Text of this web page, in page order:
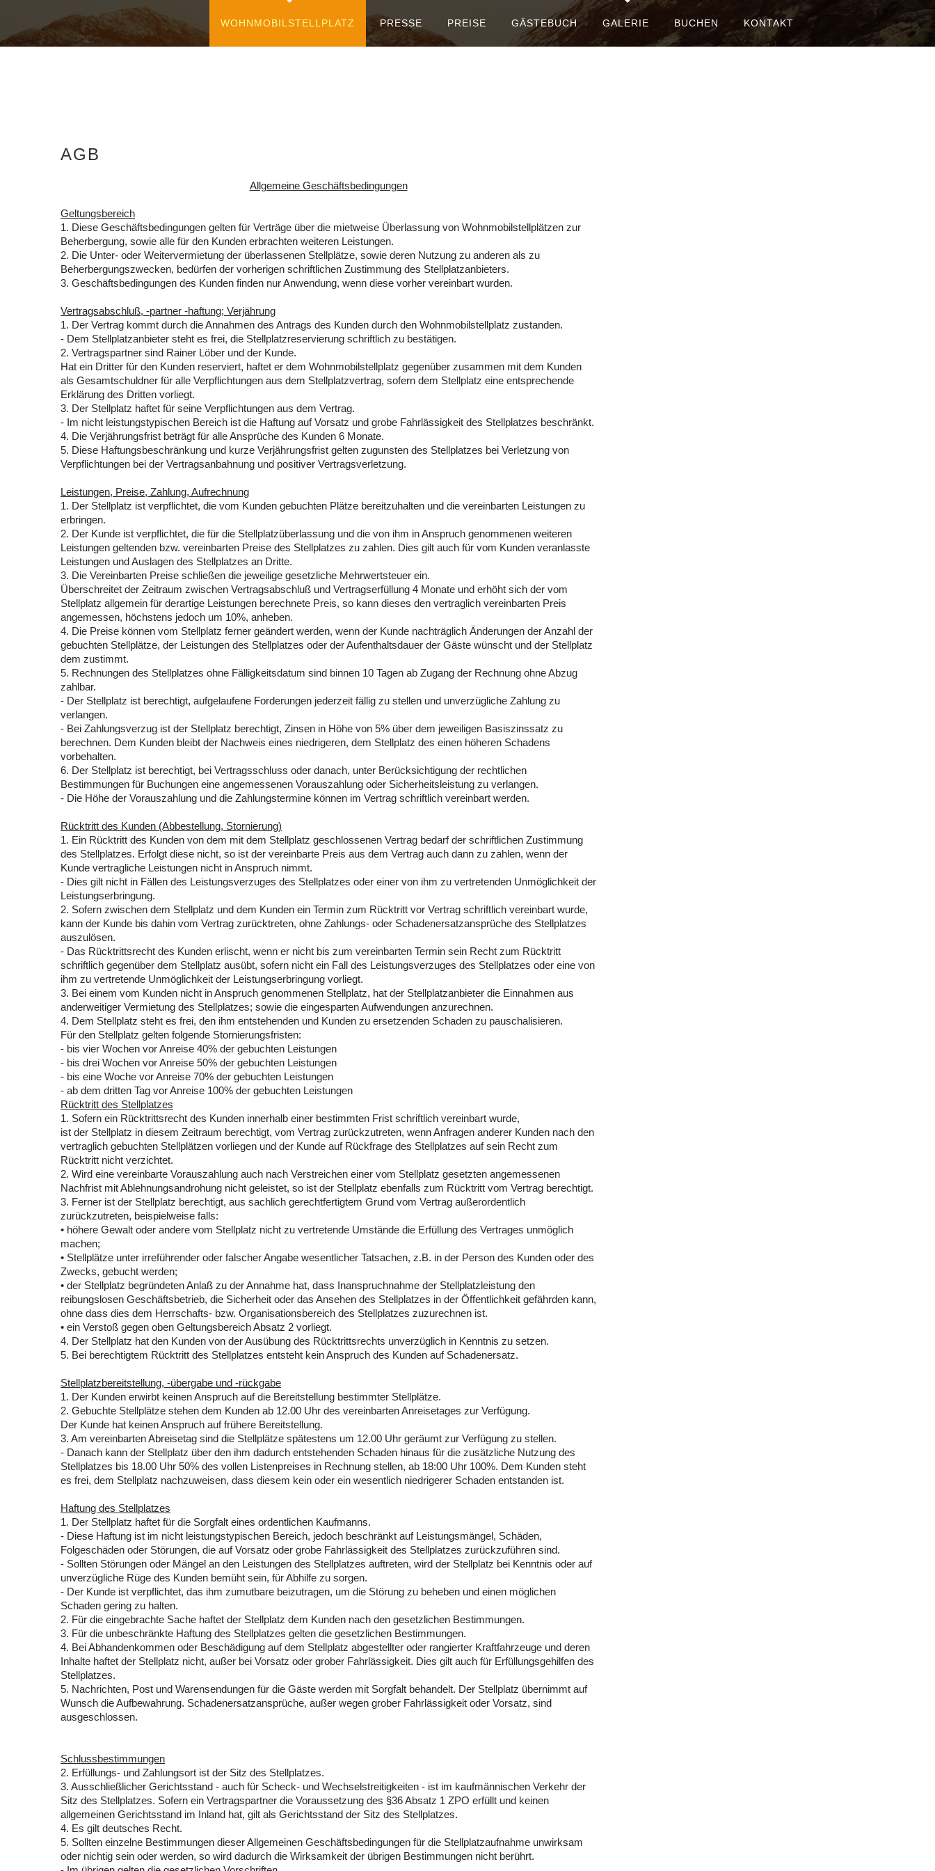
WOHNMOBILSTELLPLATZ PRESSE PREISE GÄSTEBUCH GALERIE BUCHEN KONTAKT
AGB
Allgemeine Geschäftsbedingungen
Geltungsbereich
1. Diese Geschäftsbedingungen gelten für Verträge über die mietweise Überlassung von Wohnmobilstellplätzen zur
Beherbergung, sowie alle für den Kunden erbrachten weiteren Leistungen.
2. Die Unter- oder Weitervermietung der überlassenen Stellplätze, sowie deren Nutzung zu anderen als zu
Beherbergungszwecken, bedürfen der vorherigen schriftlichen Zustimmung des Stellplatzanbieters.
3. Geschäftsbedingungen des Kunden finden nur Anwendung, wenn diese vorher vereinbart wurden.
Vertragsabschluß, -partner -haftung; Verjährung
1. Der Vertrag kommt durch die Annahmen des Antrags des Kunden durch den Wohnmobilstellplatz zustanden.
- Dem Stellplatzanbieter steht es frei, die Stellplatzreservierung schriftlich zu bestätigen.
2. Vertragspartner sind Rainer Löber und der Kunde.
Hat ein Dritter für den Kunden reserviert, haftet er dem Wohnmobilstellplatz gegenüber zusammen mit dem Kunden
als Gesamtschuldner für alle Verpflichtungen aus dem Stellplatzvertrag, sofern dem Stellplatz eine entsprechende
Erklärung des Dritten vorliegt.
3. Der Stellplatz haftet für seine Verpflichtungen aus dem Vertrag.
- Im nicht leistungstypischen Bereich ist die Haftung auf Vorsatz und grobe Fahrlässigkeit des Stellplatzes beschränkt.
4. Die Verjährungsfrist beträgt für alle Ansprüche des Kunden 6 Monate.
5. Diese Haftungsbeschränkung und kurze Verjährungsfrist gelten zugunsten des Stellplatzes bei Verletzung von
Verpflichtungen bei der Vertragsanbahnung und positiver Vertragsverletzung.
Leistungen, Preise, Zahlung, Aufrechnung
1. Der Stellplatz ist verpflichtet, die vom Kunden gebuchten Plätze bereitzuhalten und die vereinbarten Leistungen zu
erbringen.
2. Der Kunde ist verpflichtet, die für die Stellplatzüberlassung und die von ihm in Anspruch genommenen weiteren
Leistungen geltenden bzw. vereinbarten Preise des Stellplatzes zu zahlen. Dies gilt auch für vom Kunden veranlasste
Leistungen und Auslagen des Stellplatzes an Dritte.
3. Die Vereinbarten Preise schließen die jeweilige gesetzliche Mehrwertsteuer ein.
Überschreitet der Zeitraum zwischen Vertragsabschluß und Vertragserfüllung 4 Monate und erhöht sich der vom
Stellplatz allgemein für derartige Leistungen berechnete Preis, so kann dieses den vertraglich vereinbarten Preis
angemessen, höchstens jedoch um 10%, anheben.
4. Die Preise können vom Stellplatz ferner geändert werden, wenn der Kunde nachträglich Änderungen der Anzahl der
gebuchten Stellplätze, der Leistungen des Stellplatzes oder der Aufenthaltsdauer der Gäste wünscht und der Stellplatz
dem zustimmt.
5. Rechnungen des Stellplatzes ohne Fälligkeitsdatum sind binnen 10 Tagen ab Zugang der Rechnung ohne Abzug
zahlbar.
- Der Stellplatz ist berechtigt, aufgelaufene Forderungen jederzeit fällig zu stellen und unverzügliche Zahlung zu
verlangen.
- Bei Zahlungsverzug ist der Stellplatz berechtigt, Zinsen in Höhe von 5% über dem jeweiligen Basiszinssatz zu
berechnen. Dem Kunden bleibt der Nachweis eines niedrigeren, dem Stellplatz des einen höheren Schadens
vorbehalten.
6. Der Stellplatz ist berechtigt, bei Vertragsschluss oder danach, unter Berücksichtigung der rechtlichen
Bestimmungen für Buchungen eine angemessenen Vorauszahlung oder Sicherheitsleistung zu verlangen.
- Die Höhe der Vorauszahlung und die Zahlungstermine können im Vertrag schriftlich vereinbart werden.
Rücktritt des Kunden (Abbestellung, Stornierung)
1. Ein Rücktritt des Kunden von dem mit dem Stellplatz geschlossenen Vertrag bedarf der schriftlichen Zustimmung
des Stellplatzes. Erfolgt diese nicht, so ist der vereinbarte Preis aus dem Vertrag auch dann zu zahlen, wenn der
Kunde vertragliche Leistungen nicht in Anspruch nimmt.
- Dies gilt nicht in Fällen des Leistungsverzuges des Stellplatzes oder einer von ihm zu vertretenden Unmöglichkeit der
Leistungserbringung.
2. Sofern zwischen dem Stellplatz und dem Kunden ein Termin zum Rücktritt vor Vertrag schriftlich vereinbart wurde,
kann der Kunde bis dahin vom Vertrag zurücktreten, ohne Zahlungs- oder Schadenersatzansprüche des Stellplatzes
auszulösen.
- Das Rücktrittsrecht des Kunden erlischt, wenn er nicht bis zum vereinbarten Termin sein Recht zum Rücktritt
schriftlich gegenüber dem Stellplatz ausübt, sofern nicht ein Fall des Leistungsverzuges des Stellplatzes oder eine von
ihm zu vertretende Unmöglichkeit der Leistungserbringung vorliegt.
3. Bei einem vom Kunden nicht in Anspruch genommenen Stellplatz, hat der Stellplatzanbieter die Einnahmen aus
anderweitiger Vermietung des Stellplatzes; sowie die eingesparten Aufwendungen anzurechnen.
4. Dem Stellplatz steht es frei, den ihm entstehenden und Kunden zu ersetzenden Schaden zu pauschalisieren.
Für den Stellplatz gelten folgende Stornierungsfristen:
- bis vier Wochen vor Anreise 40% der gebuchten Leistungen
- bis drei Wochen vor Anreise 50% der gebuchten Leistungen
- bis eine Woche vor Anreise 70% der gebuchten Leistungen
- ab dem dritten Tag vor Anreise 100% der gebuchten Leistungen
Rücktritt des Stellplatzes
1. Sofern ein Rücktrittsrecht des Kunden innerhalb einer bestimmten Frist schriftlich vereinbart wurde,
ist der Stellplatz in diesem Zeitraum berechtigt, vom Vertrag zurückzutreten, wenn Anfragen anderer Kunden nach den
vertraglich gebuchten Stellplätzen vorliegen und der Kunde auf Rückfrage des Stellplatzes auf sein Recht zum
Rücktritt nicht verzichtet.
2. Wird eine vereinbarte Vorauszahlung auch nach Verstreichen einer vom Stellplatz gesetzten angemessenen
Nachfrist mit Ablehnungsandrohung nicht geleistet, so ist der Stellplatz ebenfalls zum Rücktritt vom Vertrag berechtigt.
3. Ferner ist der Stellplatz berechtigt, aus sachlich gerechtfertigtem Grund vom Vertrag außerordentlich
zurückzutreten, beispielweise falls:
• höhere Gewalt oder andere vom Stellplatz nicht zu vertretende Umstände die Erfüllung des Vertrages unmöglich
machen;
• Stellplätze unter irreführender oder falscher Angabe wesentlicher Tatsachen, z.B. in der Person des Kunden oder des
Zwecks, gebucht werden;
• der Stellplatz begründeten Anlaß zu der Annahme hat, dass Inanspruchnahme der Stellplatzleistung den
reibungslosen Geschäftsbetrieb, die Sicherheit oder das Ansehen des Stellplatzes in der Öffentlichkeit gefährden kann,
ohne dass dies dem Herrschafts- bzw. Organisationsbereich des Stellplatzes zuzurechnen ist.
• ein Verstoß gegen oben Geltungsbereich Absatz 2 vorliegt.
4. Der Stellplatz hat den Kunden von der Ausübung des Rücktrittsrechts unverzüglich in Kenntnis zu setzen.
5. Bei berechtigtem Rücktritt des Stellplatzes entsteht kein Anspruch des Kunden auf Schadenersatz.
Stellplatzbereitstellung, -übergabe und -rückgabe
1. Der Kunden erwirbt keinen Anspruch auf die Bereitstellung bestimmter Stellplätze.
2. Gebuchte Stellplätze stehen dem Kunden ab 12.00 Uhr des vereinbarten Anreisetages zur Verfügung.
Der Kunde hat keinen Anspruch auf frühere Bereitstellung.
3. Am vereinbarten Abreisetag sind die Stellplätze spätestens um 12.00 Uhr geräumt zur Verfügung zu stellen.
- Danach kann der Stellplatz über den ihm dadurch entstehenden Schaden hinaus für die zusätzliche Nutzung des
Stellplatzes bis 18.00 Uhr 50% des vollen Listenpreises in Rechnung stellen, ab 18:00 Uhr 100%. Dem Kunden steht
es frei, dem Stellplatz nachzuweisen, dass diesem kein oder ein wesentlich niedrigerer Schaden entstanden ist.
Haftung des Stellplatzes
1. Der Stellplatz haftet für die Sorgfalt eines ordentlichen Kaufmanns.
- Diese Haftung ist im nicht leistungstypischen Bereich, jedoch beschränkt auf Leistungsmängel, Schäden,
Folgeschäden oder Störungen, die auf Vorsatz oder grobe Fahrlässigkeit des Stellplatzes zurückzuführen sind.
- Sollten Störungen oder Mängel an den Leistungen des Stellplatzes auftreten, wird der Stellplatz bei Kenntnis oder auf
unverzügliche Rüge des Kunden bemüht sein, für Abhilfe zu sorgen.
- Der Kunde ist verpflichtet, das ihm zumutbare beizutragen, um die Störung zu beheben und einen möglichen
Schaden gering zu halten.
2. Für die eingebrachte Sache haftet der Stellplatz dem Kunden nach den gesetzlichen Bestimmungen.
3. Für die unbeschränkte Haftung des Stellplatzes gelten die gesetzlichen Bestimmungen.
4. Bei Abhandenkommen oder Beschädigung auf dem Stellplatz abgestellter oder rangierter Kraftfahrzeuge und deren
Inhalte haftet der Stellplatz nicht, außer bei Vorsatz oder grober Fahrlässigkeit. Dies gilt auch für Erfüllungsgehilfen des
Stellplatzes.
5. Nachrichten, Post und Warensendungen für die Gäste werden mit Sorgfalt behandelt. Der Stellplatz übernimmt auf
Wunsch die Aufbewahrung. Schadenersatzansprüche, außer wegen grober Fahrlässigkeit oder Vorsatz, sind
ausgeschlossen.
Schlussbestimmungen
2. Erfüllungs- und Zahlungsort ist der Sitz des Stellplatzes.
3. Ausschließlicher Gerichtsstand - auch für Scheck- und Wechselstreitigkeiten - ist im kaufmännischen Verkehr der
Sitz des Stellplatzes. Sofern ein Vertragspartner die Voraussetzung des §36 Absatz 1 ZPO erfüllt und keinen
allgemeinen Gerichtsstand im Inland hat, gilt als Gerichtsstand der Sitz des Stellplatzes.
4. Es gilt deutsches Recht.
5. Sollten einzelne Bestimmungen dieser Allgemeinen Geschäftsbedingungen für die Stellplatzaufnahme unwirksam
oder nichtig sein oder werden, so wird dadurch die Wirksamkeit der übrigen Bestimmungen nicht berührt.